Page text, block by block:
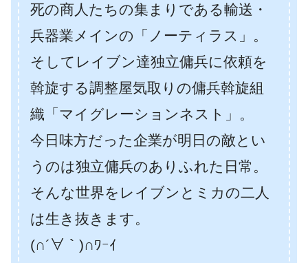
死の商人たちの集まりである輸送・
兵器業メインの「ノーティラス」。
そしてレイブン達独立傭兵に依頼を
斡旋する調整屋気取りの傭兵斡旋組
織「マイグレーションネスト」。
今日味方だった企業が明日の敵とい
うのは独立傭兵のありふれた日常。
そんな世界をレイブンとミカの二人
は生き抜きます。
(∩´∀｀)∩ﾜｰｲ